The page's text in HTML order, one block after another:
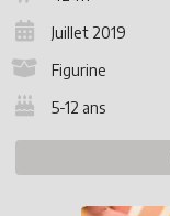
Juillet 2019
Figurine
5-12 ans